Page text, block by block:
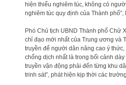
hiện thiếu nghiêm túc, không có
nghiêm túc quy định của Thành
Phó Chủ tịch UBND Thành phố Chử
chỉ đạo mới nhất của Trung ương và
truyền để người dân nâng cao ý
chống dịch nhất là trong bối cảnh
truyền vận động phải đến từng khu
trinh sát”, phát hiện kịp thời các